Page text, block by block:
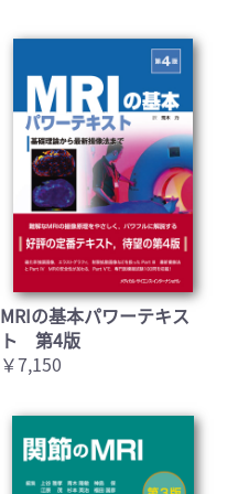
MRIの基本パワーテキス
ト 第4版
￥7,150